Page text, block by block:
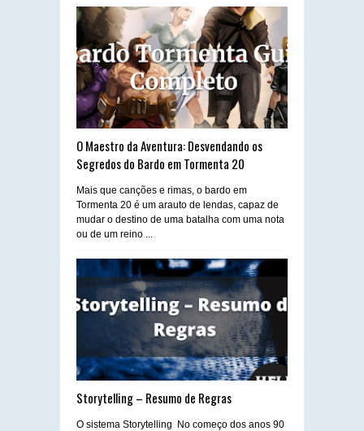
O Maestro da Aventura: Desvendando os
Segredos do Bardo em Tormenta 20
Mais que canções e rimas, o bardo em
Tormenta 20 é um arauto de lendas, capaz de
mudar o destino de uma batalha com uma nota
ou de um reino ...
Storytelling – Resumo de Regras
O sistema Storytelling No começo dos anos 90